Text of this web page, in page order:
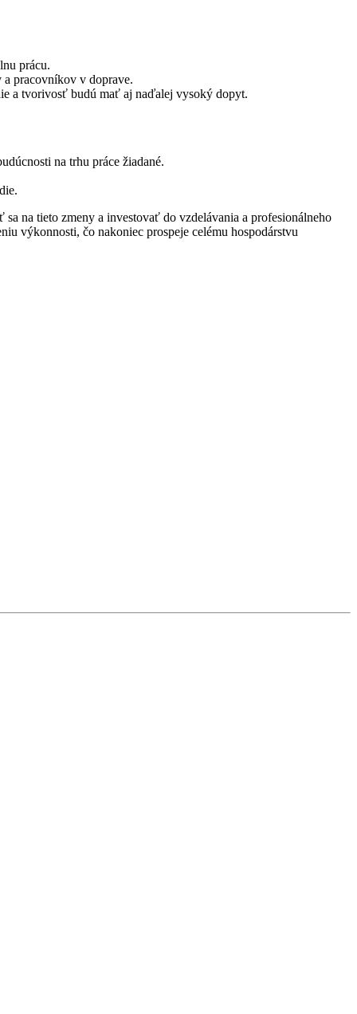
prácu.
pracovníkov v doprave.
a tvorivosť budú mať aj naďalej vysoký dopyt.
na trhu práce žiadané.
na tieto zmeny a investovať do vzdelávania a profesionálneho
výkonnosti, čo nakoniec prospeje celému hospodárstvu